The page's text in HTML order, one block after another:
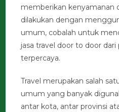
memberikan kenyamanan
dilakukan dengan
umum, cobalah untuk
jasa travel door to door dari
terpercaya.
Travel merupakan salah
umum yang banyak
antar kota, antar provinsi